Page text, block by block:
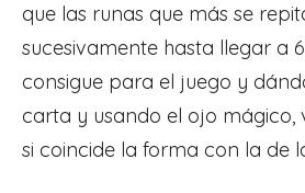
que las runas que más se
sucesivamente hasta llegar a
consigue para el juego y
carta y usando el ojo
si coincide la forma con la de